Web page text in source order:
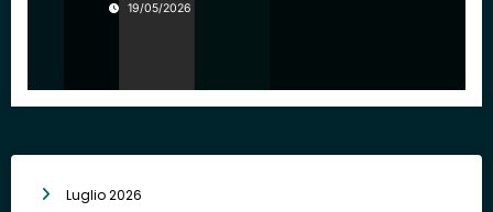
19/05/2026
Luglio 2026